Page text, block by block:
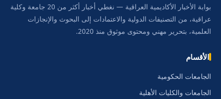
بوابة الأخبار الأكاديمية العراقية — نغطي أخبار أكثر من 20 جامعة وكلية
عراقية، من التصنيفات الدولية والاعتمادات إلى البحوث والإنجازات
العلمية، بتحرير مهني ومحتوى موثوق منذ 2020.
الأقسام
الجامعات الحكومية
الجامعات والكليات الأهلية